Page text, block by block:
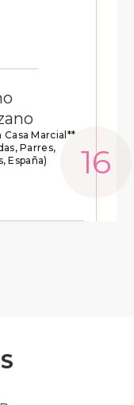
Casa Marcial**
Parres,
España)